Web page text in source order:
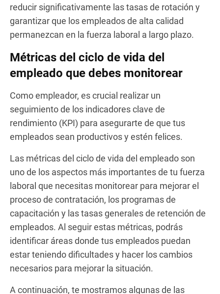
reducir significativamente las tasas de rotación y
garantizar que los empleados de alta calidad
permanezcan en la fuerza laboral a largo plazo.
Métricas del ciclo de vida del
empleado que debes monitorear
Como empleador, es crucial realizar un
seguimiento de los indicadores clave de
rendimiento (KPI) para asegurarte de que tus
empleados sean productivos y estén felices.
Las métricas del ciclo de vida del empleado son
uno de los aspectos más importantes de tu fuerza
laboral que necesitas monitorear para mejorar el
proceso de contratación, los programas de
capacitación y las tasas generales de retención de
empleados. Al seguir estas métricas, podrás
identificar áreas donde tus empleados puedan
estar teniendo dificultades y hacer los cambios
necesarios para mejorar la situación.
A continuación, te mostramos algunas de las